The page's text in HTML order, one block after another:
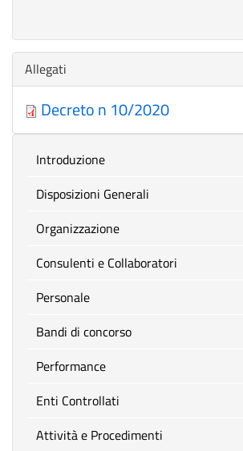
Nascondi
Allegati
Decreto n 10/2020
introduzione
Disposizioni Generali
Organizzazione
Consulenti e Collaboratori
Personale
Bandi di concorso
Performance
Enti Controllati
Attività e Procedimenti